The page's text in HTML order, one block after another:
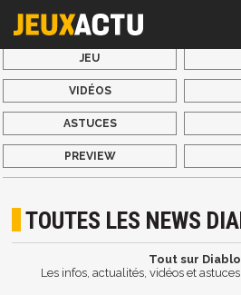
JEU
VIDÉOS
ASTUCES
PREVIEW
TOUTES LES NEWS
Tout sur
Les infos, actualités, vidéos et